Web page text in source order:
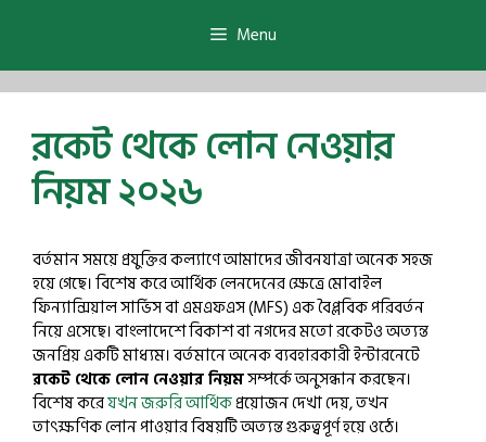
Menu
রকেট থেকে লোন নেওয়ার
নিয়ম ২০২৬
বর্তমান সময়ে প্রযুক্তির কল্যাণে আমাদের জীবনযাত্রা অনেক সহজ
হয়ে গেছে। বিশেষ করে আর্থিক লেনদেনের ক্ষেত্রে মোবাইল
ফিন্যান্সিয়াল সার্ভিস বা এমএফএস (MFS) এক বৈপ্লবিক পরিবর্তন
নিয়ে এসেছে। বাংলাদেশে বিকাশ বা নগদের মতো রকেটও অত্যন্ত
জনপ্রিয় একটি মাধ্যম। বর্তমানে অনেক ব্যবহারকারী ইন্টারনেটে
রকেট থেকে লোন নেওয়ার নিয়মসম্পর্কে অনুসন্ধান করছেন।
বিশেষ করেযখন জরুরি আর্থিকপ্রয়োজন দেখা দেয়, তখন
তাৎক্ষণিক লোন পাওয়ার বিষয়টি অত্যন্ত গুরুত্বপূর্ণ হয়ে ওঠে।